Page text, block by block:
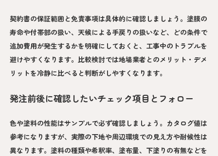
契約書の保証範囲と免責事項は具体的に確認しましょう。塗膜の
寿命や付帯部の扱い、天候による手戻りの扱いなど、どの条件で
追加費用が発生するかを明確にしておくと、工事中のトラブルを
避けやすくなります。比較検討では地場業者とのメリット・デメ
リットを冷静に比べると判断がしやすくなります。
発注前後に確認したいチェック項目とフォロー
色や塗料の性能はサンプルで必ず確認しましょう。カタログ値は
参考になりますが、実際の下地や周辺環境での見え方や耐候性は
異なります。塗料の種類や希釈率、塗布量、下塗りの有無などを